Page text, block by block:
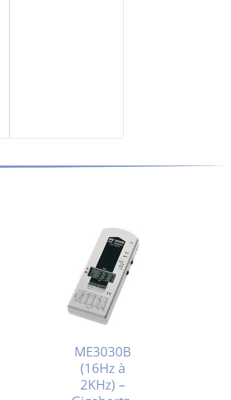
ME3030B
(16Hz à
2KHz) –